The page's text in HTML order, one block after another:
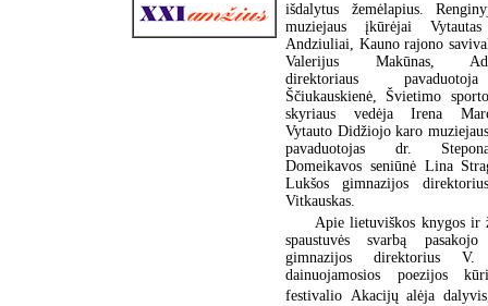
išdalytus žemėlapius.
muziejaus įkūrėjai
Andziuliai, Kauno rajono
Valerijus Makūnas,
direktoriaus
Ščiukauskienė, Švietimo
skyriaus vedėja Irena
Vytauto Didžiojo karo
pavaduotojas dr.
Domeikavos seniūnė Lina
Lukšos gimnazijos
Vitkauskas.
Apie lietuviškos knygos ir
spaustuvės svarbą
gimnazijos direktorius V.
dainuojamosios poezijos
festivalio Akacijų alėja